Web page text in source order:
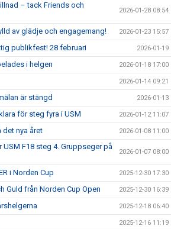
– tack Friends och
2026-01-28 08:54
av glädje och engagemang! 2026-01-23 15:57
publikfest! 28 februari 2026-01-19
i helgen 2026-01-18 17:00
2026-01-14 09:21
är stängd 2026-01-13
för steg fyra i USM 2026-01-12 11:07
det nya året 2026-01-08 11:00
F18 steg 4. Gruppseger på
2026-01-07 08:00
i Norden Cup 2025-12-30 17:30
Guld från Norden Cup Open 2025-12-30 16:39
2025-12-18 06:40
2025-12-16 11:19